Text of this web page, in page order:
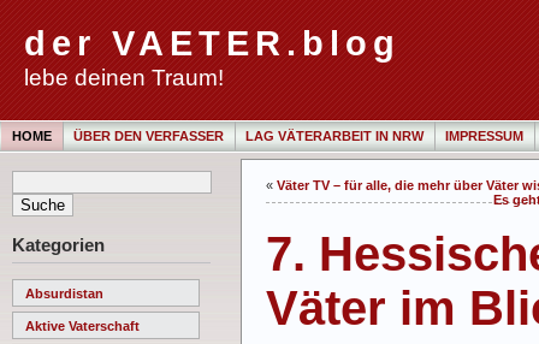
der VAETER.blog
lebe deinen Traum!
HOME ÜBER DEN VERFASSER LAG VÄTERARBEIT IN NRW IMPRESSUM
Kategorien
Absurdistan
Aktive Vaterschaft
« Väter TV – für alle, die mehr über Väter
Es
7.
Väter im